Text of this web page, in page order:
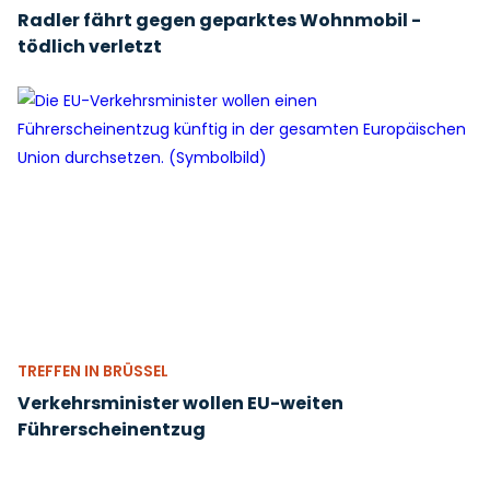
Radler fährt gegen geparktes Wohnmobil -
tödlich verletzt
TREFFEN IN BRÜSSEL
Verkehrsminister wollen EU-weiten
Führerscheinentzug